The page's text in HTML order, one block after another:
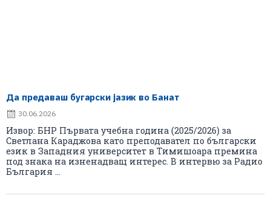
Да предаваш бугарски јазик во Банат
30.06.2026
Извор: БНР Първата учебна година (2025/2026) за
Светлана Караджова като преподавател по български
език в Западния университет в Тимишоара премина
под знака на изненадващ интерес. В интервю за Радио
България ...